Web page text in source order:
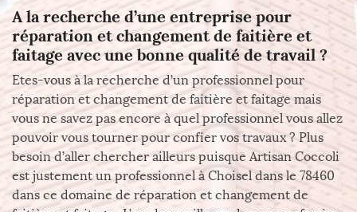
A la recherche d’une entreprise pour
réparation et changement de faitière et
faitage avec une bonne qualité de travail ?
Etes-vous à la recherche d’un professionnel pour
réparation et changement de faitière et faitage mais
vous ne savez pas encore à quel professionnel vous allez
pouvoir vous tourner pour confier vos travaux ? Plus
besoin d’aller chercher ailleurs puisque Artisan Coccoli
est justement un professionnel à Choisel dans le 78460
dans ce domaine de réparation et changement de